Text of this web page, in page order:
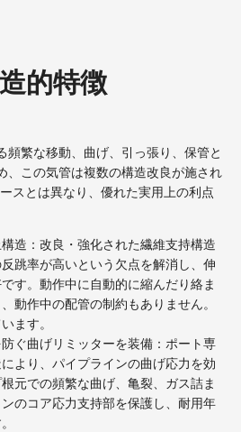
的特徴
頻繁な移動、曲げ、引っ張り、保管と
、この気管は複数の構造改良が施され
スとは異なり、優れた実用上の利点
造：改良・強化された繊維支持構造
跳率が高いという欠点を解消し、伸
す。動作中に自動的に縮んだり絡ま
動作中の配管の制約もありません。
ます。
ぐ曲げリミッターを装備：ポート専
より、パイプラインの曲げ応力を効
元での頻繁な曲げ、亀裂、ガス詰ま
のコア応力支持部を保護し、耐用年